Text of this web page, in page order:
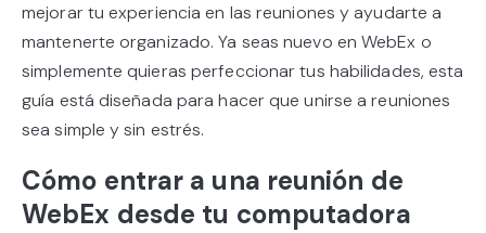
mejorar tu experiencia en las reuniones y ayudarte a
mantenerte organizado. Ya seas nuevo en WebEx o
simplemente quieras perfeccionar tus habilidades, esta
guía está diseñada para hacer que unirse a reuniones
sea simple y sin estrés.
Cómo entrar a una reunión de
WebEx desde tu computadora